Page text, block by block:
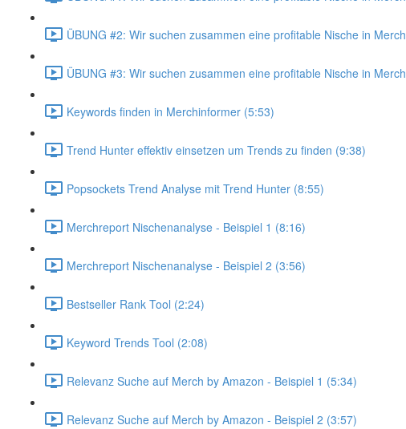
ÜBUNG #2: Wir suchen zusammen eine profitable Nische in
ÜBUNG #3: Wir suchen zusammen eine profitable Nische in
Keywords finden in Merchinformer (5:53)
Trend Hunter effektiv einsetzen um Trends zu finden (9:38)
Popsockets Trend Analyse mit Trend Hunter (8:55)
Merchreport Nischenanalyse - Beispiel 1 (8:16)
Merchreport Nischenanalyse - Beispiel 2 (3:56)
Bestseller Rank Tool (2:24)
Keyword Trends Tool (2:08)
Relevanz Suche auf Merch by Amazon - Beispiel 1 (5:34)
Relevanz Suche auf Merch by Amazon - Beispiel 2 (3:57)